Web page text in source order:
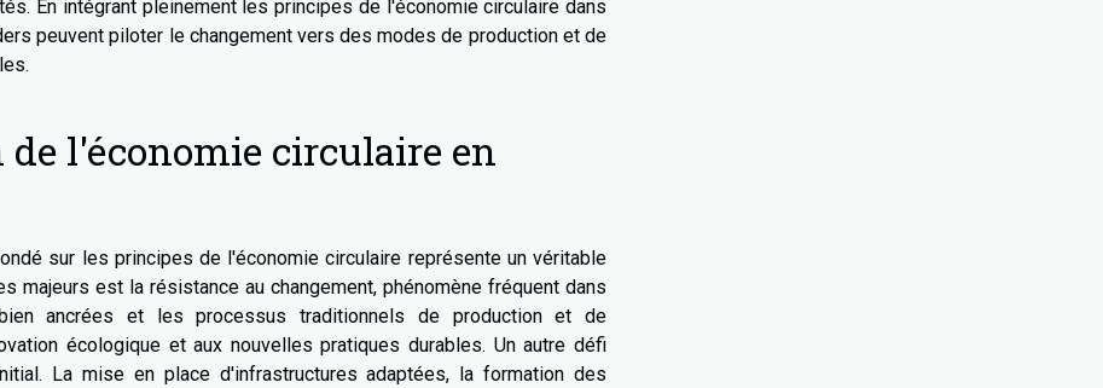
En intégrant pleinement les principes de l'économie circulaire dans
peuvent piloter le changement vers des modes de production et de
l'économie circulaire en
sur les principes de l'économie circulaire représente un véritable
majeurs est la résistance au changement, phénomène fréquent dans
ancrées et les processus traditionnels de production et de
écologique et aux nouvelles pratiques durables. Un autre défi
La mise en place d'infrastructures adaptées, la formation des